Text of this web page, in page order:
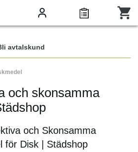
avtalskund
och skonsamma
och Skonsamma
för Disk | Städshop